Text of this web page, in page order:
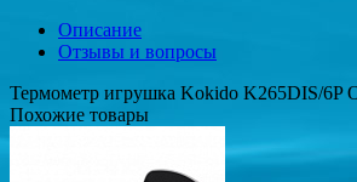
Описание
Отзывы и вопросы
Термометр игрушка Kokido K265DIS/6P
Похожие товары